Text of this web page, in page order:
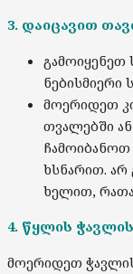
3. დაიცავით
გამოიყენეთ
ნებისმიერი
მოერიდეთ
თვალებში
ხსნარით.
ხელით,
4. წყლის
მოერიდეთ